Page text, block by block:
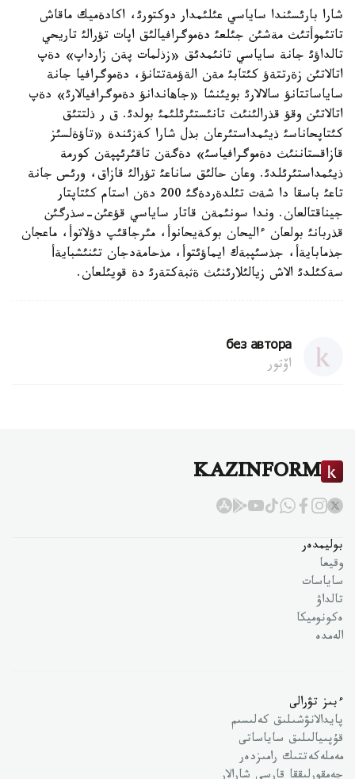
شارا بارئسئندا ساياسي عئلئمدار دوكتورئ، اكادةميك ماقاش
تاتئموأتئث مةشئن جئلعئ دةموگرافيالئق اپات تؤرالئ تاريحي
تالداؤئ جانة ساياسي تانئمدئق «زذلمات پةن زارداپ» دةپ
اتالاتئن زةرتتةؤ كئتابئ مةن الةؤمةتتانؤ، دةموگرافيا جانة
ساياساتتانؤ سالالارئ بويئنشا «جاهاندانؤ دةموگرافيالارئ» دةپ
اتالاتئن وقؤ قذرالئنئث تانئستئرئلئمئ بولدئ. ق ر ذلتتئق
كئتاپحاناسئ ذيئمداستئرعان بذل شارا كةزئندة «تاؤةلسئز
قازاقستاننئث دةموگرافياسئ» دةگةن تاقئرئپپةن كورمة
ذيئمداستئرئلدئ. وعان حالئق ساناعئ تؤرالئ قازاق، ورئس جانة
تاعئ باسقا دا شةت تئلدةردةگئ 200 دةن استام كئتاپتار
جيناقتالعان. وندا سونئمةن قاتار ساياسي قؤعئن-سذرگئن
قذربانئ بولعان ءاليحان بوكةيحانوأ، مئرجاقئپ دؤلاتوأ، ماعجان
جذمابايةأ، جذسئپبةك ايماؤئتوأ، مذحامةدجان تئنئشبايةأ
سةكئلدئ الاش زيالئلارئنئث ةثبةكتةرئ دة قويئلعان.
без автора
اۆتور
KAZINFORM
بوليمدەر
وقيعا
ساياسات
تالداۋ
ەكونوميكا
الەمدە
ءبىز تۋرالى
پايدالانۋشىلىق كەلىسىم
قۇپىيالىلىق ساياساتى
مەملەكەتتىك رامىزدەر